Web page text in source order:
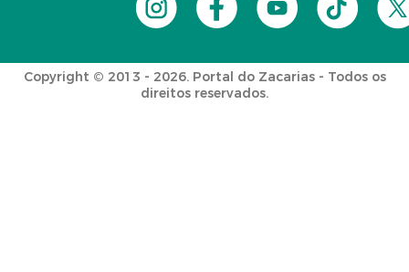
Copyright © 2013 - 2026. Portal do Zacarias - Todos os
direitos reservados.